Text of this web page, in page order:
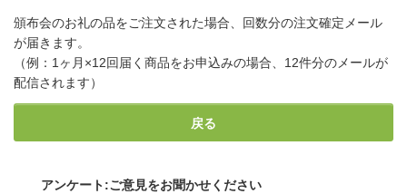
頒布会のお礼の品をご注文された場合、回数分の注文確定メール
が届きます。
（例：1ヶ月×12回届く商品をお申込みの場合、12件分のメールが
配信されます）
戻る
アンケート:ご意見をお聞かせください